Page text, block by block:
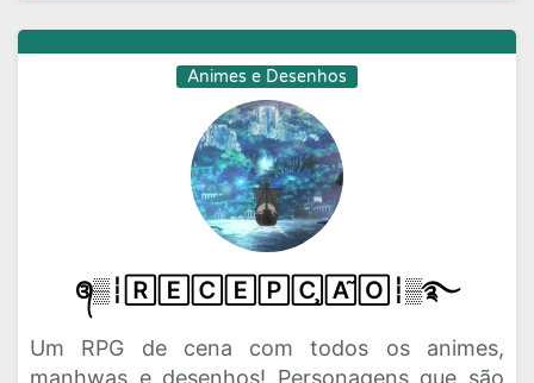
Animes e Desenhos
᭕▒┆🅁🄴🄲🄴🄿🄲̧🄰̃🄾┆▒࿐
Um RPG de cena com todos os animes,
manhwas e desenhos! Personagens que são